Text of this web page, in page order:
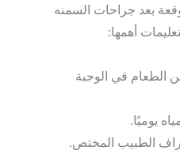
بعد جراحات السمنه
أهمها:
الطعام في الوجبة
يوميًا.
الطبيب المختص.